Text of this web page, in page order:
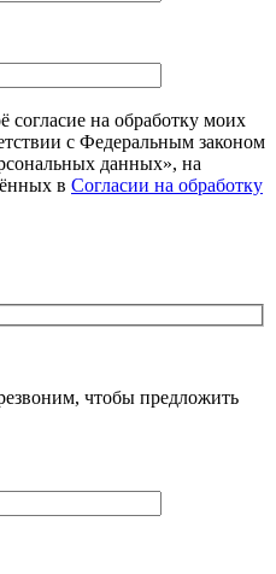
согласие на обработку моих
с Федеральным законом
данных», на
в Согласии на обработку
чтобы предложить